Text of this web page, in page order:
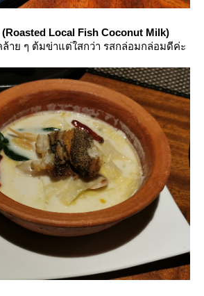
Local Fish Coconut Milk)
ล้าย ๆ ต้มข่าแต่ใสกว่า รสกล่อมกล่อมดีค่ะ